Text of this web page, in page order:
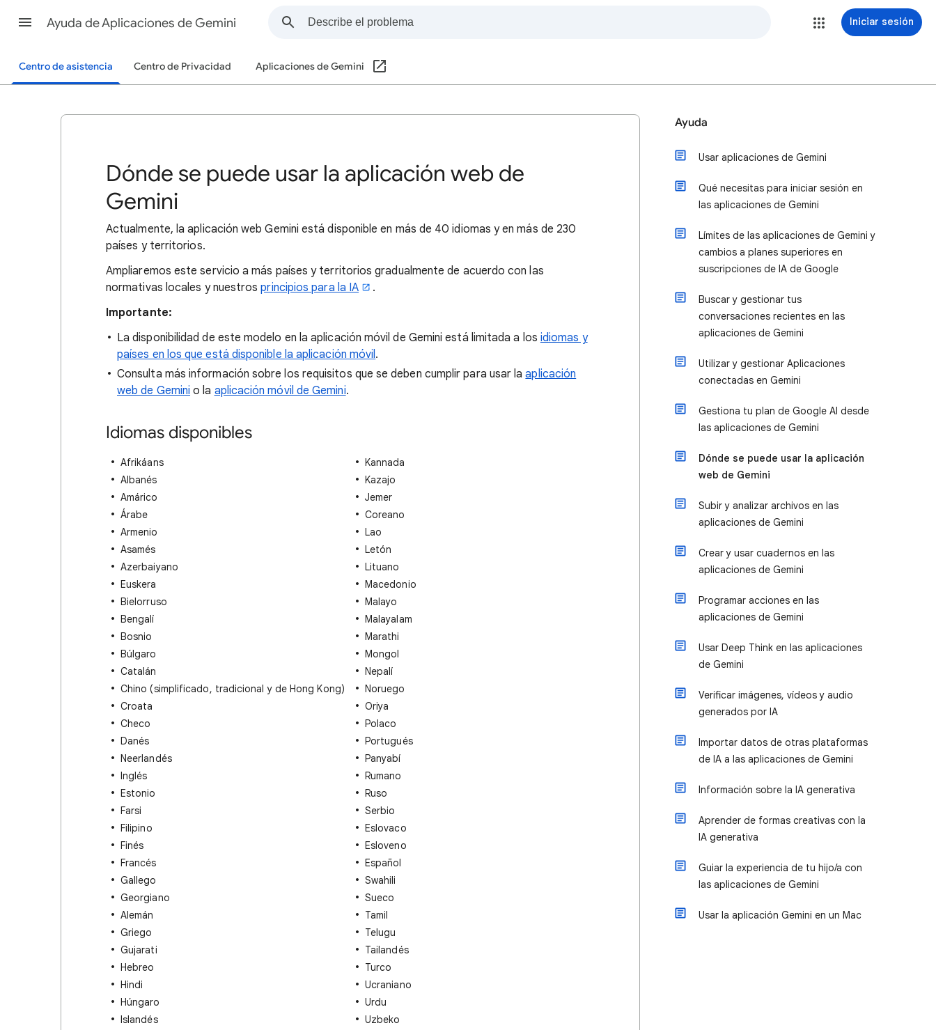
Ayuda de Aplicaciones de Gemini Iniciar sesión
Centro de asistencia Centro de Privacidad Aplicaciones de Gemini
Dónde se puede usar la aplicación web de
Gemini
Actualmente, la aplicación web Gemini está disponible en más de 40 idiomas y en más de 230
países y territorios.
Ampliaremos este servicio a más países y territorios gradualmente de acuerdo con las
normativas locales y nuestrosprincipios para la IA
.
Importante:
La disponibilidad de este modelo en la aplicación móvil de Gemini está limitada a los idiomas y
países en los que está disponible la aplicación móvil.
Consulta más información sobre los requisitos que se deben cumplir para usar laaplicación
web de Gemini o la aplicación móvil de Gemini.
Idiomas disponibles
Afrikáans
Albanés
Amárico
Árabe
Armenio
Asamés
Azerbaiyano
Euskera
Bielorruso
Bengalí
Bosnio
Búlgaro
Catalán
Chino (simplificado, tradicional y de Hong Kong)
Croata
Checo
Danés
Neerlandés
Inglés
Estonio
Farsi
Filipino
Finés
Francés
Gallego
Georgiano
Alemán
Griego
Gujarati
Hebreo
Hindi
Húngaro
Islandés
Kannada
Kazajo
Jemer
Coreano
Lao
Letón
Lituano
Macedonio
Malayo
Malayalam
Marathi
Mongol
Nepalí
Noruego
Oriya
Polaco
Portugués
Panyabí
Rumano
Ruso
Serbio
Eslovaco
Esloveno
Español
Swahili
Sueco
Tamil
Telugu
Tailandés
Turco
Ucraniano
Urdu
Uzbeko
Ayuda
Usar aplicaciones de Gemini
Qué necesitas para iniciar sesión en
las aplicaciones de Gemini
Límites de las aplicaciones de Gemini y
cambios a planes superiores en
suscripciones de IA de Google
Buscar y gestionar tus
conversaciones recientes en las
aplicaciones de Gemini
Utilizar y gestionar Aplicaciones
conectadas en Gemini
Gestiona tu plan de Google AI desde
las aplicaciones de Gemini
Dónde se puede usar la aplicación
web de Gemini
Subir y analizar archivos en las
aplicaciones de Gemini
Crear y usar cuadernos en las
aplicaciones de Gemini
Programar acciones en las
aplicaciones de Gemini
Usar Deep Think en las aplicaciones
de Gemini
Verificar imágenes, vídeos y audio
generados por IA
Importar datos de otras plataformas
de IA a las aplicaciones de Gemini
Información sobre la IA generativa
Aprender de formas creativas con la
IA generativa
Guiar la experiencia de tu hijo/a con
las aplicaciones de Gemini
Usar la aplicación Gemini en un Mac